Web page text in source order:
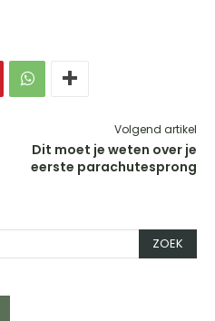
Volgend artikel
Dit moet je weten over je
eerste parachutesprong
ZOEK